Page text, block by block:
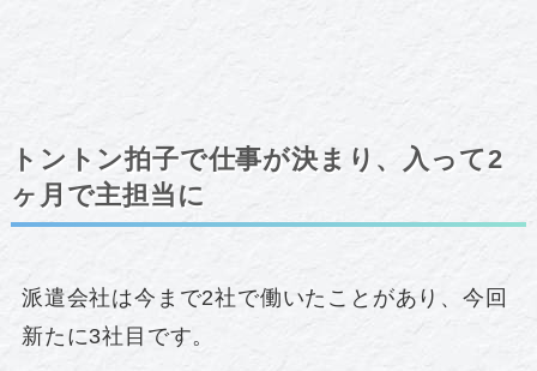
トントン拍子で仕事が決まり、入って2
ヶ月で主担当に
派遣会社は今まで2社で働いたことがあり、今回
新たに3社目です。